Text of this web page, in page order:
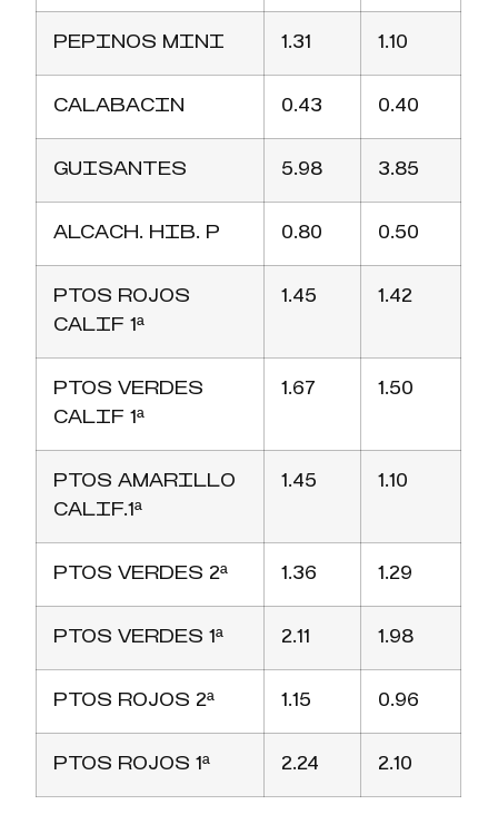
PEPINOS MINI 1.31 1.10
CALABACIN 0.43 0.40
GUISANTES 5.98 3.85
ALCACH. HIB. P 0.80 0.50
PTOS ROJOS
CALIF 1ª
1.45 1.42
PTOS VERDES
CALIF 1ª
1.67 1.50
PTOS AMARILLO
CALIF.1ª
1.45 1.10
PTOS VERDES 2ª 1.36 1.29
PTOS VERDES 1ª 2.11 1.98
PTOS ROJOS 2ª 1.15 0.96
PTOS ROJOS 1ª 2.24 2.10